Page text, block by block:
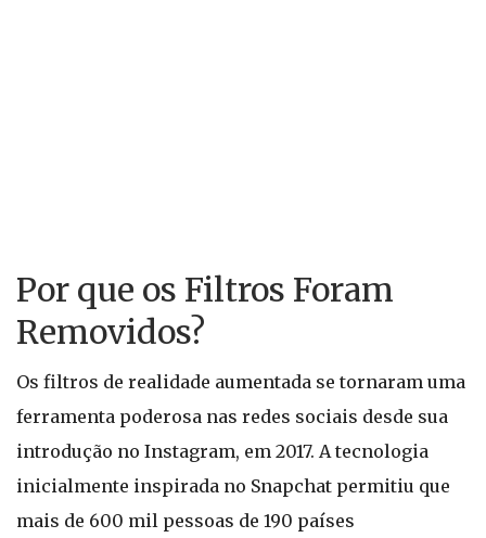
Por que os Filtros Foram
Removidos?
Os filtros de realidade aumentada se tornaram uma
ferramenta poderosa nas redes sociais desde sua
introdução no Instagram, em 2017. A tecnologia
inicialmente inspirada no Snapchat permitiu que
mais de 600 mil pessoas de 190 países